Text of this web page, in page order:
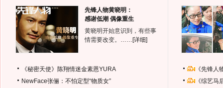
先锋人物黄晓明：
感谢低潮 偶像重生
黄晓明开始意识到，有些事
情需要改变。…… [详细]
《秘密天使》陈翔情迷金素恩YURA
NewFace张俪：不怕定型“物质女”
《先锋
《综艺